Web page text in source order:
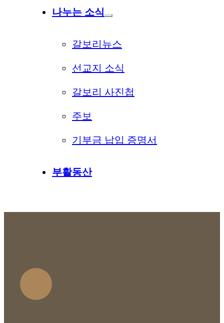
나누는 소식
갈보리뉴스
선교지 소식
갈보리 사진첩
주보
기부금 납입 증명서
부활동산